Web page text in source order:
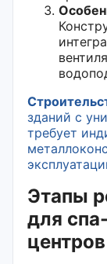
зданий с
требует
Этапы
для
центров